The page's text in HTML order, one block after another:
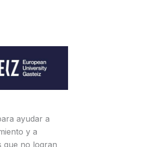
ayudar a
y a
que no logran